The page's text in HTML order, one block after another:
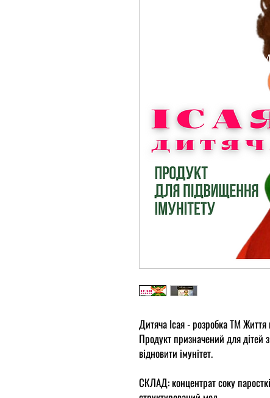
Дитяча Ісая - розробка ТМ Життя
Продукт призначений для дітей
відновити імунітет.
СКЛАД: концентрат соку